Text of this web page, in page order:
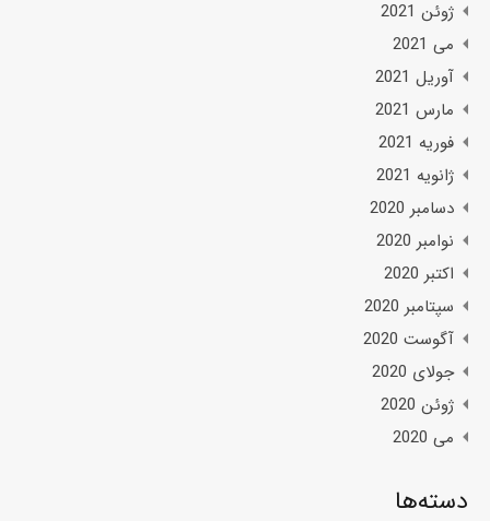
ژوئن 2021
می 2021
آوریل 2021
مارس 2021
فوریه 2021
ژانویه 2021
دسامبر 2020
نوامبر 2020
اکتبر 2020
سپتامبر 2020
آگوست 2020
جولای 2020
ژوئن 2020
می 2020
دسته‌ها